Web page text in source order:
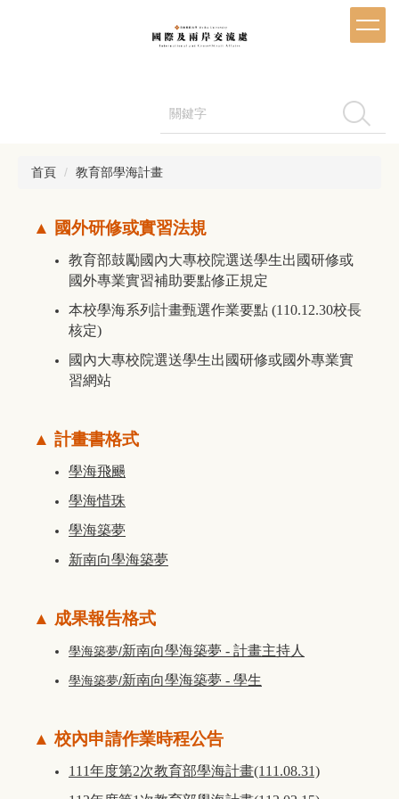
搜尋
首頁 教育部學海計畫
▲ 國外研修或實習法規
教育部鼓勵國內大專校院選送學生出國研修或
國外專業實習補助要點修正規定
本校學海系列計畫甄選作業要點 (110.12.30校長
核定)
國內大專校院選送學生出國研修或國外專業實
習網站
▲ 計畫書格式
學海飛颺
學海惜珠
學海築夢
新南向學海築夢
▲ 成果報告格式
學海築夢/新南向學海築夢 - 計畫主持人
學海築夢/新南向學海築夢 - 學生
▲ 校內申請作業時程公告
111年度第2次教育部學海計畫(111.08.31)